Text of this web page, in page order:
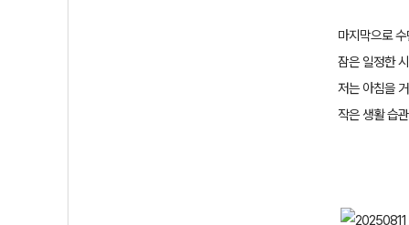
마지막으로수
잠은 일정한
저는 아침을
작은 생활 습